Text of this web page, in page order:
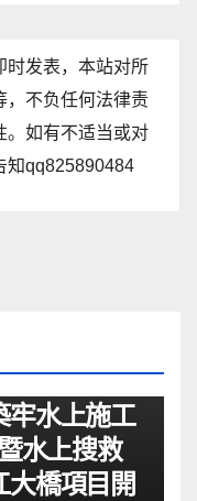
时发表，本站对所
，不负任何法律责
。如有不适当或对
知qq825890484
牢水上施工
水上搜救
大橋項目開